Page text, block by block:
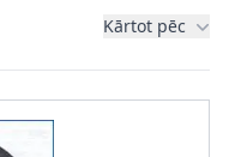
Kārtot pēc